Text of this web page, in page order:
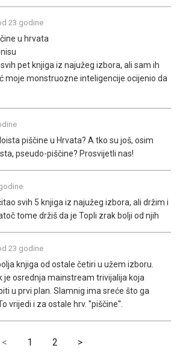
23 godine
u hrvata
pet knjiga iz najužeg izbora, ali sam ih
moje monstruozne inteligencije ocijenio da
piščine u Hrvata? A tko su još, osim
pseudo-piščine? Prosvijetli nas!
svih 5 knjiga iz najužeg izbora, ali držim i
tome držiš da je Topli zrak bolji od njih
23 godine
knjiga od ostale četiri u užem izboru.
je osrednja mainstream trivijalija koja
u prvi plan. Slamnig ima sreće što ga
vrijedi i za ostale hrv. ''piščine''.
< 1 2 >